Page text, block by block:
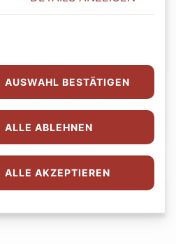
0:00
AUSWAHL BESTÄTIGEN
ALLE ABLEHNEN
ALLE AKZEPTIEREN